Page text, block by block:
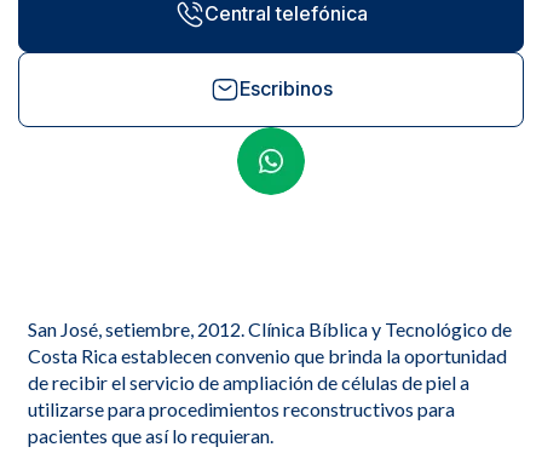
Central telefónica
Escribinos
San José, setiembre, 2012. Clínica Bíblica y Tecnológico de
Costa Rica establecen convenio que brinda la oportunidad
de recibir el servicio de ampliación de células de piel a
utilizarse para procedimientos reconstructivos para
pacientes que así lo requieran.